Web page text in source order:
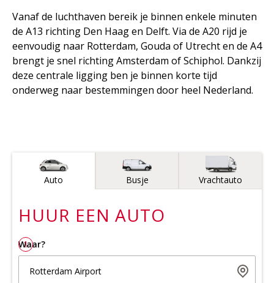
Vanaf de luchthaven bereik je binnen enkele minuten
de A13 richting Den Haag en Delft. Via de A20 rijd je
eenvoudig naar Rotterdam, Gouda of Utrecht en de A4
brengt je snel richting Amsterdam of Schiphol. Dankzij
deze centrale ligging ben je binnen korte tijd
onderweg naar bestemmingen door heel Nederland.
Voertuigtype
Auto Busje Vrachtauto
HUUR EENAUTO
1
Waar?
Rotterdam Airport